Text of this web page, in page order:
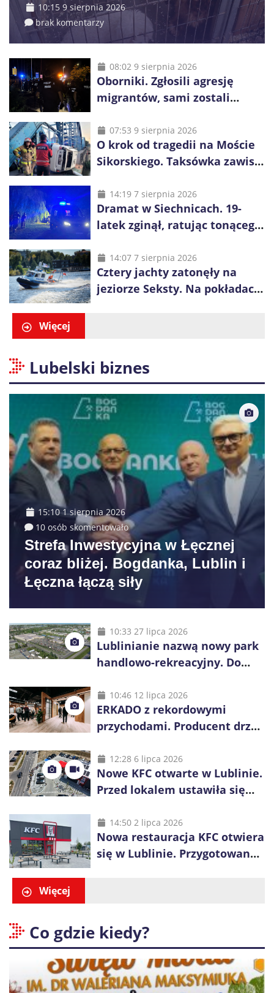
10:15 9 sierpnia 2026
brak komentarzy
08:02 9 sierpnia 2026
Oborniki. Zgłosili agresję
migrantów, sami zostali
proceder
07:53 9 sierpnia 2026
O krok od tragedii na Moście
Sikorskiego. Taksówka zawisła
14:19 7 sierpnia 2026
Dramat w Siechnicach. 19-
latek zginął, ratując tonącego
14:07 7 sierpnia 2026
Cztery jachty zatonęły na
jeziorze Seksty. Na pokładach
Więcej
Lubelski biznes
15:10 1 sierpnia 2026
10 osób skomentowało
Strefa Inwestycyjna w Łęcznej
coraz bliżej. Bogdanka, Lublin i
Łęczna łączą siły
10:33 27 lipca 2026
Lublinianie nazwą nowy park
handlowo-rekreacyjny. Do
10:46 12 lipca 2026
ERKADO z rekordowymi
przychodami. Producent drzwi
inwestycje
12:28 6 lipca 2026
Nowe KFC otwarte w Lublinie.
Przed lokalem ustawiła się
14:50 2 lipca 2026
Nowa restauracja KFC otwiera
się w Lublinie. Przygotowano
Więcej
Co gdzie kiedy?